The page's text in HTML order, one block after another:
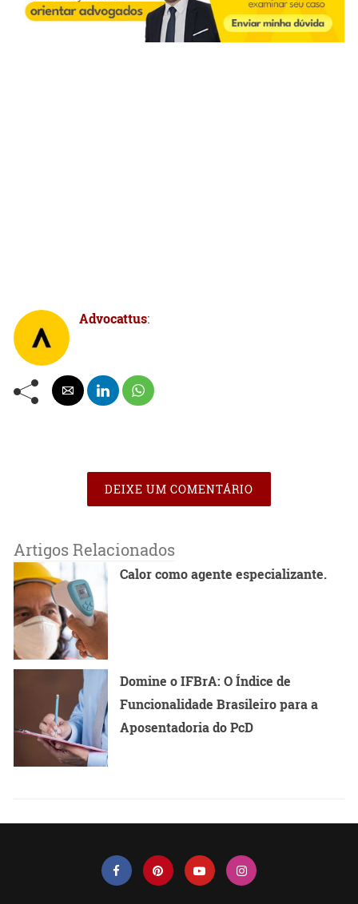
Advocattus:
DEIXE UM COMENTÁRIO
Artigos Relacionados
Calor como agente especializante.
Domine o IFBrA: O Índice de
Funcionalidade Brasileiro para a
Aposentadoria do PcD